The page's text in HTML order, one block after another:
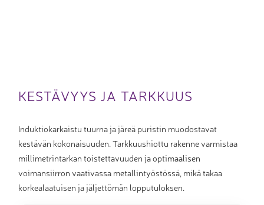
KESTÄVYYS JA TARKKUUS
Induktiokarkaistu tuurna ja järeä puristin muodostavat
kestävän kokonaisuuden. Tarkkuushiottu rakenne varmistaa
millimetrintarkan toistettavuuden ja optimaalisen
voimansiirron vaativassa metallintyöstössä, mikä takaa
korkealaatuisen ja jäljettömän lopputuloksen.